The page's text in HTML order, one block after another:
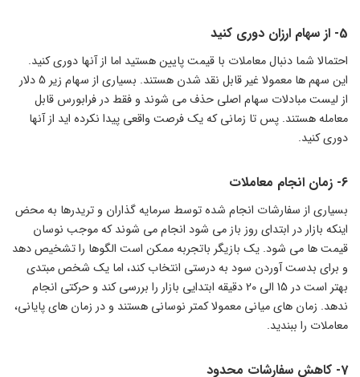
5- از سهام ارزان دوری کنید
احتمالا شما دنبال معاملات با قیمت پایین هستید اما از آنها دوری کنید.
این سهم ها معمولا غیر قابل نقد شدن هستند. بسیاری از سهام زیر 5 دلار
از لیست مبادلات سهام اصلی حذف می شوند و فقط در فرابورس قابل
معامله هستند. پس تا زمانی که یک فرصت واقعی پیدا نکرده اید از آنها
دوری کنید.
6- زمان انجام معاملات
بسیاری از سفارشات انجام شده توسط سرمایه گذاران و تریدرها به محض
اینکه بازار در ابتدای روز باز می شود انجام می شوند که موجب نوسان
قیمت ها می شود. یک بازیگر باتجربه ممکن است الگوها را تشخیص دهد
و برای بدست آوردن سود به درستی انتخاب کند، اما یک شخص مبتدی
بهتر است در 15 الی 20 دقیقه ابتدایی بازار را بررسی کند و حرکتی انجام
ندهد. زمان های میانی معمولا کمتر نوسانی هستند و در زمان های پایانی،
معاملات را ببندید.
7- کاهش سفارشات محدود